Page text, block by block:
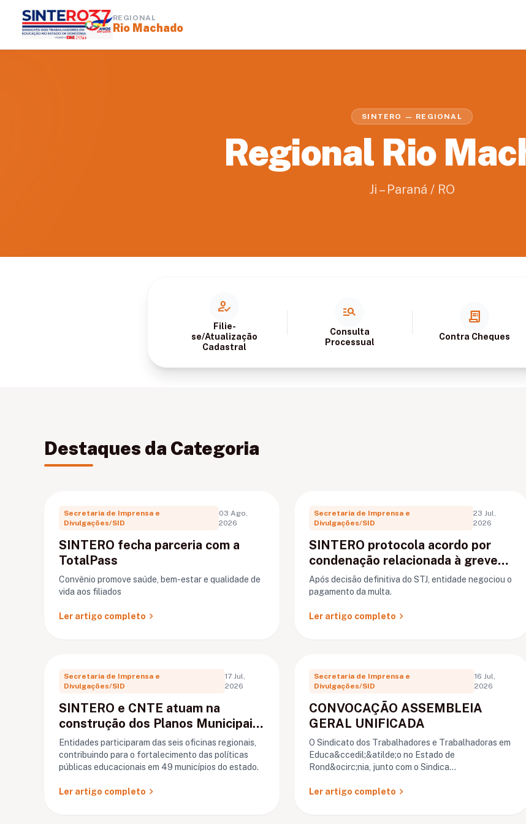
REGIONAL
Rio Machado
SINTERO — REGIONAL
Regional Rio
Ji – Paraná / RO
how_to_reg
Filie-
se/Atualização
Cadastral
manage_search
Consulta
Processual
receipt_long
Contra Cheques
Destaques da Categoria
Secretaria de Imprensa e
Divulgações/SID
03 Ago,
2026
SINTERO fecha parceria com a
TotalPass
Convênio promove saúde, bem-estar e qualidade de
vida aos filiados
Ler artigo completo chevron_right
Secretaria de Imprensa e
Divulgações/SID
23 Jul,
2026
SINTERO protocola acordo por
condenação relacionada à greve
de Ariquemes
Após decisão definitiva do STJ, entidade negociou o
pagamento da multa.
Ler artigo completo chevron_right
Secretaria de Imprensa e
Divulgações/SID
17 Jul,
2026
SINTERO e CNTE atuam na
construção dos Planos Municipais
de Educação em Rondônia
Entidades participaram das seis oficinas regionais,
contribuindo para o fortalecimento das políticas
públicas educacionais em 49 municípios do estado.
Ler artigo completo chevron_right
Secretaria de Imprensa e
Divulgações/SID
16 Jul,
2026
CONVOCAÇÃO ASSEMBLEIA
GERAL UNIFICADA
O Sindicato dos Trabalhadores e Trabalhadoras em
Educa&ccedil;&atilde;o no Estado de
Rond&ocirc;nia, junto com o Sindica...
Ler artigo completo chevron_right